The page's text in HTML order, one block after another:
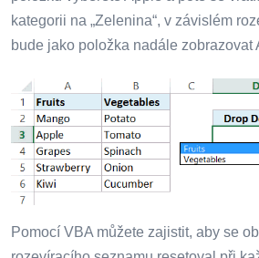
kategorii na „Zelenina“, v závislém
bude jako položka nadále zobrazovat
Pomocí VBA můžete zajistit, aby se